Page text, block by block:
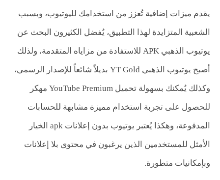
يقدم ميزات إضافية تُعزز من استخدامك لليوتيوب، وبسبب
الشعبية المتزايدة لهذا التطبيق، يُفضل الكثيرون البحث عن
يوتيوب الذهبي APK للاستفادة من مزاياه المتقدمة، ولذلك
أصبح يوتيوب الذهبي YT Gold بديلاً شائعاً للإصدار الرسمي،
وكذلك يُمكنك بسهولة تحميل YouTube Premium مهكر
للحصول على تجربة استخدام مميزة مشابهة للحسابات
المدفوعة، وهكذا يُعتبر يوتيوب بدون إعلانات apk الخيار
الأمثل للمستخدمين الذين يرغبون في محتوى بلا إعلانات
وبإمكانيات متطورة.